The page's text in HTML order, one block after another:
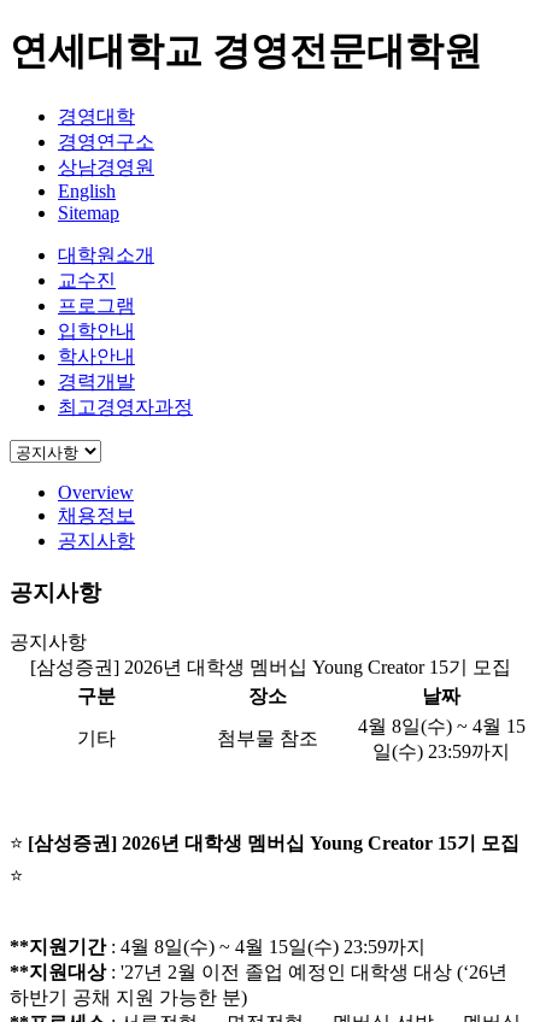
연세대학교 경영전문대학원
경영대학
경영연구소
상남경영원
English
Sitemap
대학원소개
교수진
프로그램
입학안내
학사안내
경력개발
최고경영자과정
Overview
채용정보
공지사항
공지사항
공지사항
[삼성증권] 2026년 대학생 멤버십 Young Creator 15기 모집
구분
장소 날짜
기타 첨부물 참조
4월 8일(수) ~ 4월 15
일(수) 23:59까지
⭐ [삼성증권] 2026년 대학생 멤버십 Young Creator 15기 모집
⭐
**지원기간: 4월 8일(수) ~ 4월 15일(수) 23:59까지
**지원대상: '27년 2월 이전 졸업 예정인 대학생 대상 (‘26년
하반기 공채 지원 가능한 분)